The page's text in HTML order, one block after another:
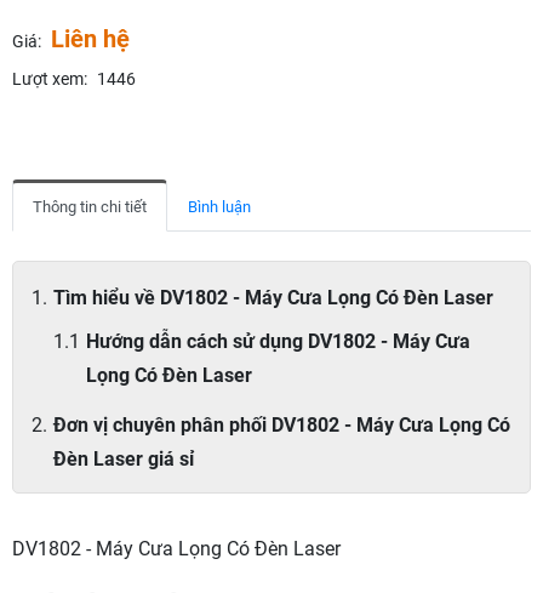
Giá: Liên hệ
Lượt xem: 1446
Thông tin chi tiết Bình luận
Tìm hiểu về DV1802 - Máy Cưa Lọng Có Đèn Laser
Hướng dẫn cách sử dụng DV1802 - Máy Cưa
Lọng Có Đèn Laser
Đơn vị chuyên phân phối DV1802 - Máy Cưa Lọng Có
Đèn Laser giá sỉ
DV1802 - Máy Cưa Lọng Có Đèn Laser